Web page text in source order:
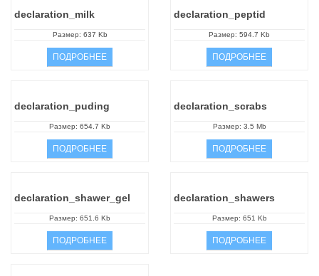
declaration_milk
Размер: 637 Kb
ПОДРОБНЕЕ
declaration_peptid
Размер: 594.7 Kb
ПОДРОБНЕЕ
declaration_puding
Размер: 654.7 Kb
ПОДРОБНЕЕ
declaration_scrabs
Размер: 3.5 Mb
ПОДРОБНЕЕ
declaration_shawer_gel
Размер: 651.6 Kb
ПОДРОБНЕЕ
declaration_shawers
Размер: 651 Kb
ПОДРОБНЕЕ